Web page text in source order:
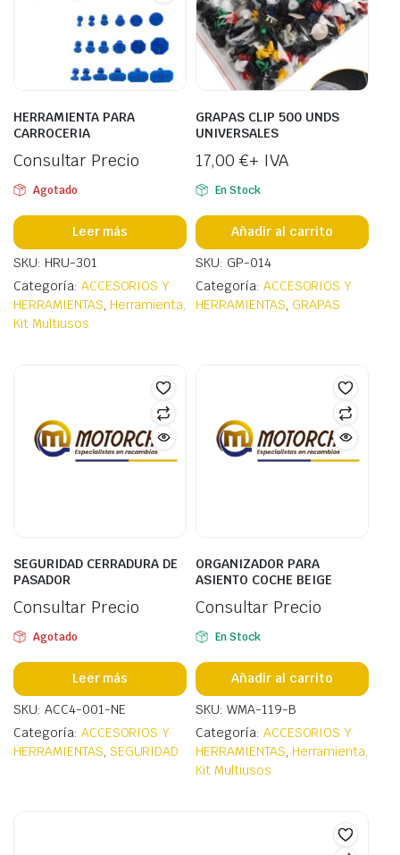
HERRAMIENTA PARA
CARROCERIA
Consultar Precio
Agotado
Leer más
SKU: HRU-301
Categoría: ACCESORIOS Y
HERRAMIENTAS Herramienta,
Kit Multiusos
GRAPAS CLIP 500 UNDS
UNIVERSALES
17,00 €+ IVA
En Stock
Añadir al carrito
SKU: GP-014
Categoría: ACCESORIOS Y
HERRAMIENTAS GRAPAS
SEGURIDAD CERRADURA DE
PASADOR
Consultar Precio
Agotado
Leer más
SKU: ACC4-001-NE
Categoría: ACCESORIOS Y
HERRAMIENTAS SEGURIDAD
ORGANIZADOR PARA
ASIENTO COCHE BEIGE
Consultar Precio
En Stock
Añadir al carrito
SKU: WMA-119-B
Categoría: ACCESORIOS Y
HERRAMIENTAS Herramienta,
Kit Multiusos